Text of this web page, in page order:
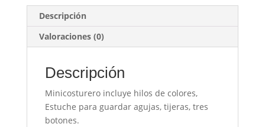
Descripción
Valoraciones (0)
Descripción
Minicosturero incluye hilos de colores,
Estuche para guardar agujas, tijeras, tres
botones.